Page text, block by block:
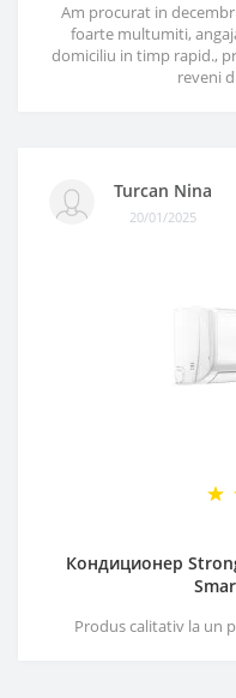
Am procurat in
foarte multumiti,
domiciliu in timp rapid.,
reveni
Turcan Nina
20/01/2025
Кондиционер
Produs calitativ la un